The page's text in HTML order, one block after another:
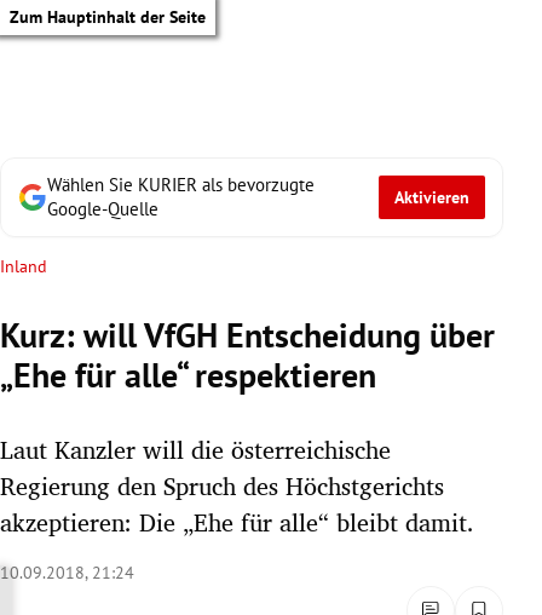
Zum Hauptinhalt der Seite
Untermenü
Untermenü
Wählen Sie KURIER als bevorzugte
Google-Quelle
Aktivieren
Inland
Kurz: will VfGH Entscheidung über
„Ehe für alle“ respektieren
Laut Kanzler will die österreichische
Regierung den Spruch des Höchstgerichts
akzeptieren: Die „Ehe für alle“ bleibt damit.
10.09.2018, 21:24